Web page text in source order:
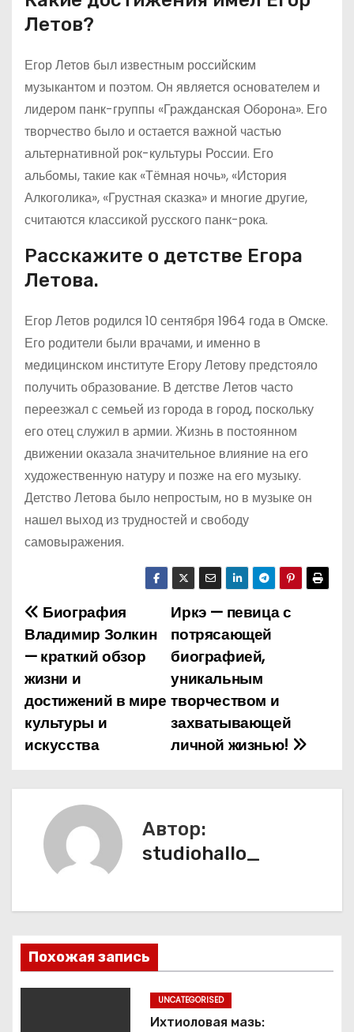
Летов?
Егор Летов был известным российским
музыкантом и поэтом. Он является основателем и
лидером панк-группы «Гражданская Оборона». Его
творчество было и остается важной частью
альтернативной рок-культуры России. Его
альбомы, такие как «Тёмная ночь», «История
Алкоголика», «Грустная сказка» и многие другие,
считаются классикой русского панк-рока.
Расскажите о детстве Егора
Летова.
Егор Летов родился 10 сентября 1964 года в Омске.
Его родители были врачами, и именно в
медицинском институте Егору Летову предстояло
получить образование. В детстве Летов часто
переезжал с семьей из города в город, поскольку
его отец служил в армии. Жизнь в постоянном
движении оказала значительное влияние на его
художественную натуру и позже на его музыку.
Детство Летова было непростым, но в музыке он
нашел выход из трудностей и свободу
самовыражения.
Н
а
в
и
г
а
п
о
з
Иркэ — певица с
потрясающей
биографией,
уникальным
творчеством и
захватывающей
личной жизнью!
Биография
Владимир Золкин
— краткий обзор
жизни и
достижений в мире
культуры и
искусства
Автор:
studiohallo_
Похожая запись
UNCATEGORISED
Ихтиоловая мазь: